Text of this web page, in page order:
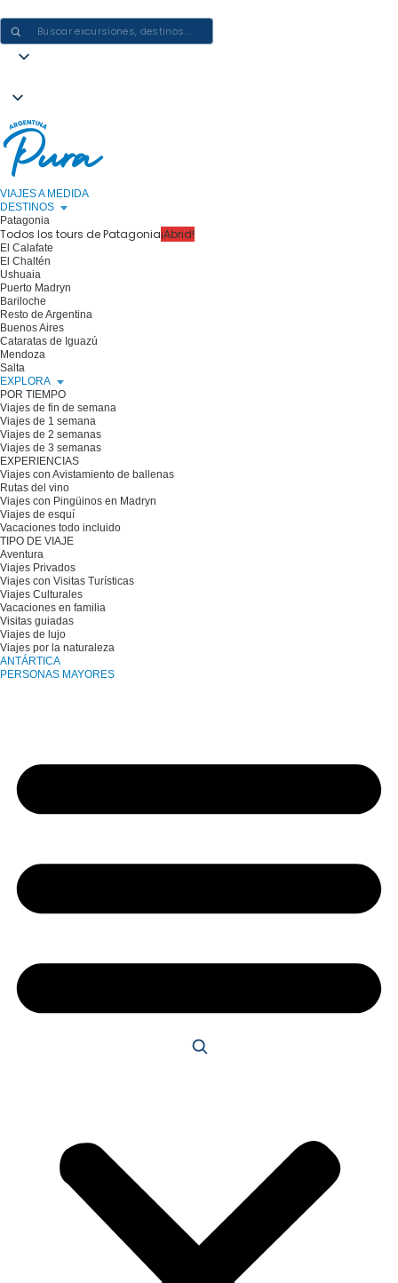
VIAJES A MEDIDA
DESTINOS
Patagonia
Todos los tours de Patagonia¡Abrid!
El Calafate
El Chaltén
Ushuaia
Puerto Madryn
Bariloche
Resto de Argentina
Buenos Aires
Cataratas de Iguazú
Mendoza
Salta
EXPLORA
POR TIEMPO
Viajes de fin de semana
Viajes de 1 semana
Viajes de 2 semanas
Viajes de 3 semanas
EXPERIENCIAS
Viajes con Avistamiento de ballenas
Rutas del vino
Viajes con Pingüinos en Madryn
Viajes de esquí
Vacaciones todo incluido
TIPO DE VIAJE
Aventura
Viajes Privados
Viajes con Visitas Turísticas
Viajes Culturales
Vacaciones en familia
Visitas guiadas
Viajes de lujo
Viajes por la naturaleza
ANTÁRTICA
PERSONAS MAYORES